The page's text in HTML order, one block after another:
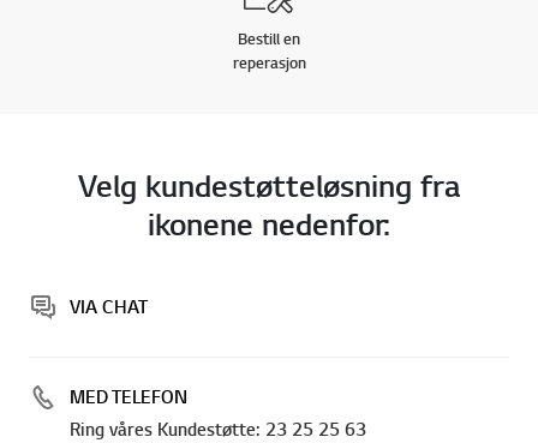
Bestill en
reperasjon
Velg kundestøtteløsning fra
ikonene nedenfor:
VIA CHAT
MED TELEFON
Ring våres Kundestøtte: 23 25 25 63